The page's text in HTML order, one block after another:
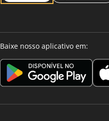
Baixe nosso aplicativo em: